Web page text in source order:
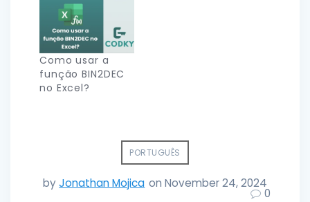
Como usar a
função BIN2DEC
no Excel?
PORTUGUÊS
byJonathan Mojica on November 24, 2024
0